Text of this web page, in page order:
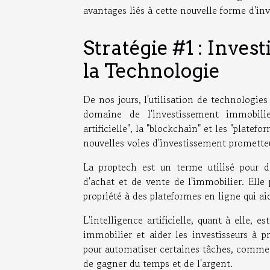
avantages liés à cette nouvelle forme
Stratégie #1 :
la Technologie
De nos jours, l'utilisation de
domaine de l'investissement
artificielle", la "blockchain" et les
nouvelles voies d'investissement
La proptech est un terme utilisé pour
d'achat et de vente de l'immobilier.
propriété à des plateformes en ligne qui
L'intelligence artificielle, quant à elle,
immobilier et aider les investisseurs à
pour automatiser certaines tâches,
de gagner du temps et de l'argent.